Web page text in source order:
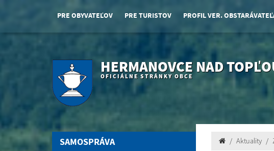
PRE OBYVATEĽOV PRE TURISTOV PROFIL VER.
HERMANOVCE NAD
OFICIÁLNE STRÁNKY OBCE
SAMOSPRÁVA Aktuality